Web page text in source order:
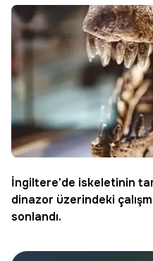
İngiltere'de iskeletinin
dinazor üzerindeki
sonlandı.